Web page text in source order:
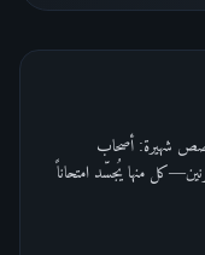
تحمل أربع قصص شهيرة: أصحاب
منها يُجسّد امتحاناً